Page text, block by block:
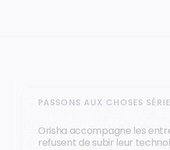
PASSONS AUX CHOSES
Orisha accompagne les
refusent de subir leur